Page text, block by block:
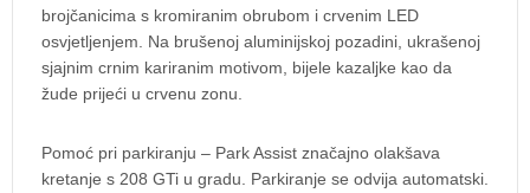
brojčanicima s kromiranim obrubom i crvenim LED
osvjetljenjem. Na brušenoj aluminijskoj pozadini, ukrašenoj
sjajnim crnim kariranim motivom, bijele kazaljke kao da
žude prijeći u crvenu zonu.
Pomoć pri parkiranju – Park Assist značajno olakšava
kretanje s 208 GTi u gradu. Parkiranje se odvija automatski.